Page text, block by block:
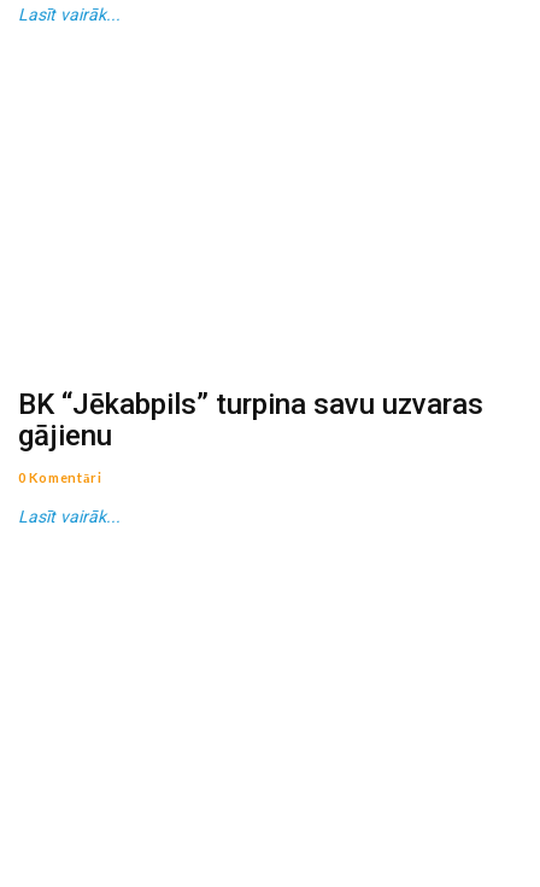
Lasīt vairāk...
BK “Jēkabpils” turpina savu uzvaras
gājienu
0 Komentāri
Lasīt vairāk...